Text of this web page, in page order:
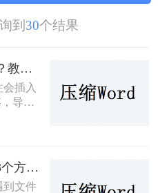
到 30个结果
做好的word太大怎么压缩？教你两种高效方法！
插入
导致
储空
么做
，帮
word怎么压缩文件大小？3个方法教会你！
到文件